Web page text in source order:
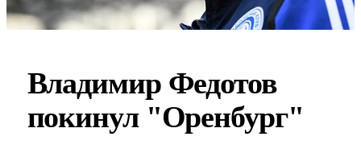
Владимир Федотов
покинул "Оренбург"